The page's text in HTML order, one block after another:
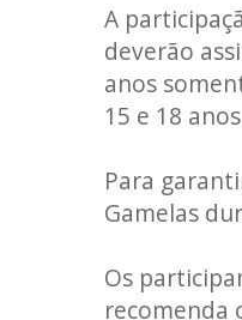
A
deverão
anos
15 e 18
Para
Gamelas
Os
recomenda